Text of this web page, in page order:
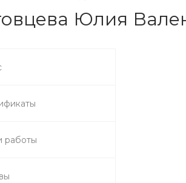
Юлия
работы